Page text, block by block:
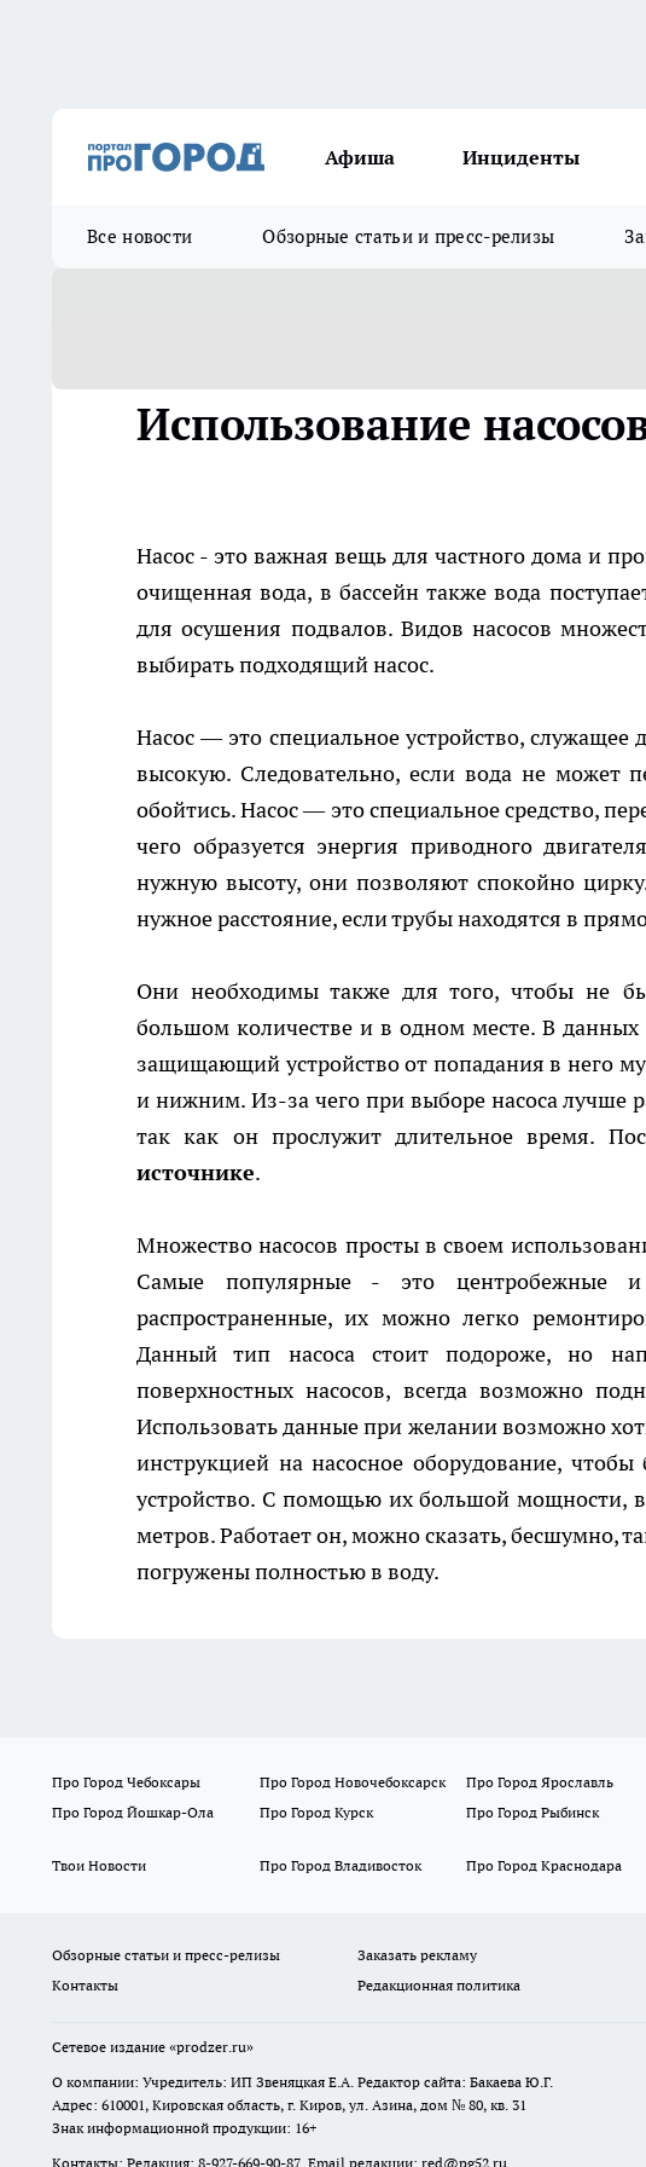
Афиша Инциденты
Все новости Обзорные статьи и пресс-релизы
Использование
Насос - это важная вещь для частного дома и
очищенная вода, в бассейн также вода
для осушения подвалов. Видов насосов
выбирать подходящий насос.
Насос — это специальное устройство,
высокую. Следовательно, если вода не может
обойтись. Насос — это специальное средство,
чего образуется энергия приводного
нужную высоту, они позволяют спокойно
нужное расстояние, если трубы находятся в
Они необходимы также для того, чтобы не
большом количестве и в одном месте. В
защищающий устройство от попадания в него
и нижним. Из-за чего при выборе насоса лучше
так как он прослужит длительное время.
источнике.
Множество насосов просты в своем
Самые популярные - это центробежные
распространенные, их можно легко
Данный тип насоса стоит подороже, но
поверхностных насосов, всегда возможно
Использовать данные при желании возможно
инструкцией на насосное оборудование,
устройство. С помощью их большой мощности,
метров. Работает он, можно сказать, бесшумно,
погружены полностью в воду.
Про Город Чебоксары Про Город Новочебоксарск Про Город Ярославль
Про Город Йошкар-Ола
Про Город Курск Про Город Рыбинск
Твои Новости
Про Город Владивосток Про Город Краснодара
Обзорные статьи и пресс-релизы Заказать рекламу
Контакты
Редакционная политика
Сетевое издание «prodzer.ru»
О компании: Учредитель: ИП Звеняцкая Е.А. Редактор сайта: Бакаева Ю.Г.
Адрес: 610001, Кировская область, г. Киров, ул. Азина, дом № 80, кв. 31
Знак информационной продукции: 16+
Контакты: Редакция: 8-927-669-90-87 Email редакции: red@pg52.ru